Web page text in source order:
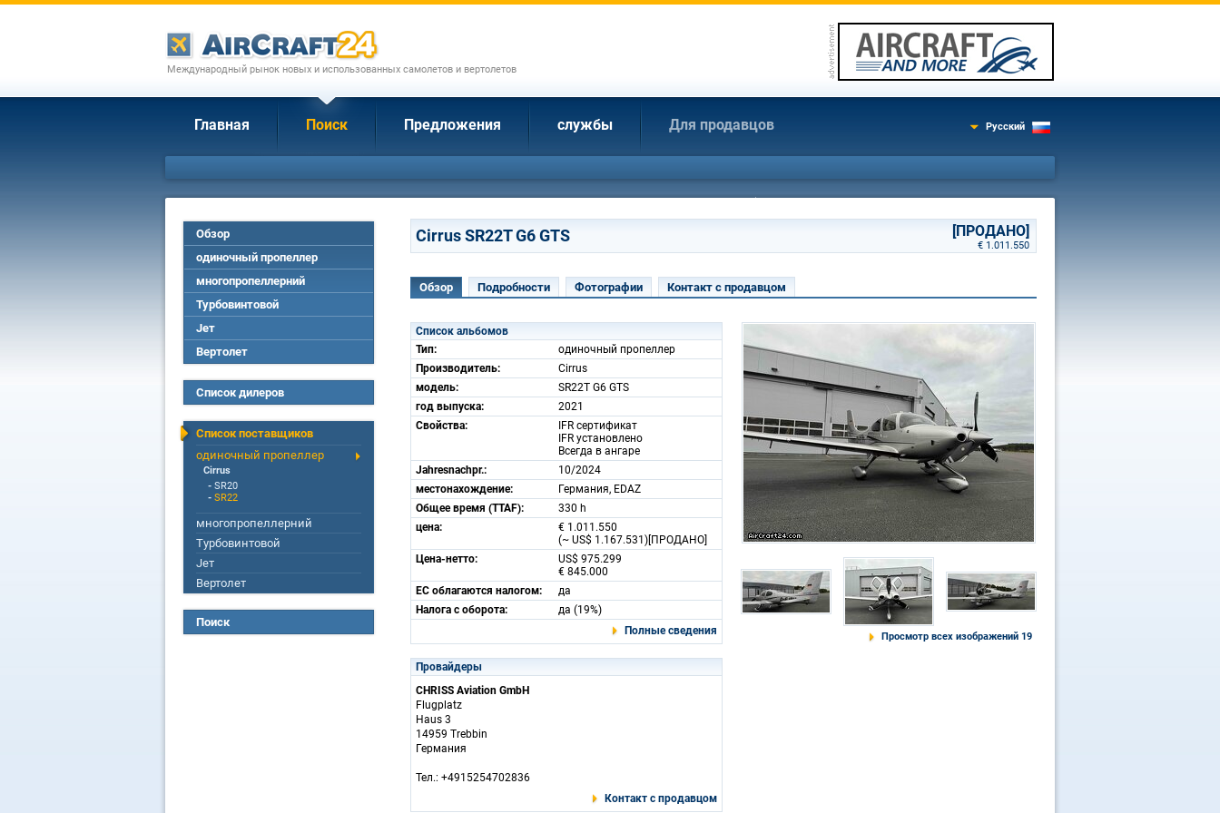
Международный рынок новых и использованных самолетов и вертолетов
Главная Поиск Предложения службы Для продавцов Русский
Обзор
одиночный пропеллер
многопропеллерний
Турбовинтовой
Jет
Вертолет
Список дилеров
Список поставщиков
одиночный пропеллер
Cirrus
- SR20
- SR22
многопропеллерний
Турбовинтовой
Jет
Вертолет
Поиск
Cirrus SR22T G6 GTS [ПРОДАНО]
€ 1.011.550
Обзор Подробности Фотографии Контакт с продавцом
Список альбомов
Тип:
одиночный пропеллер
Производитель:
Cirrus
модель:
SR22T G6 GTS
год выпуска:
2021
Свойства:
IFR сертификат
IFR установлено
Всегда в ангаре
Jahresnachpr.:
10/2024
местонахождение:
Германия, EDAZ
Общее время (TTAF):
330 h
цена:
€ 1.011.550
(~ US$ 1.167.531)[ПРОДАНО]
Цена-нетто:
US$ 975.299
€ 845.000
ЕС облагаются налогом:
да
Налога с оборота:
да (19%)
Полные сведения
Провайдеры
CHRISS Aviation GmbH
Flugplatz
Haus 3
14959 Trebbin
Германия
Тел.: +4915254702836
Контакт с продавцом
Просмотр всех изображений 19